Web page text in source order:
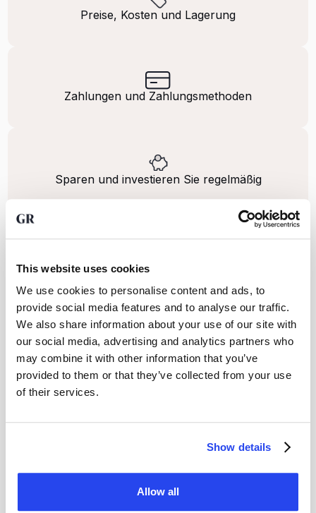
This website uses cookies
We use cookies to personalise content and ads, to
provide social media features and to analyse our traffic.
We also share information about your use of our site with
our social media, advertising and analytics partners who
may combine it with other information that you’ve
provided to them or that they’ve collected from your use
of their services.
Show details
Allow all
Preise, Kosten und Lagerung
Zahlungen und Zahlungsmethoden
Sparen und investieren Sie regelmäßig
Lieferung, Lagerung und Versicherung
Steuern und Mehrwertsteuer